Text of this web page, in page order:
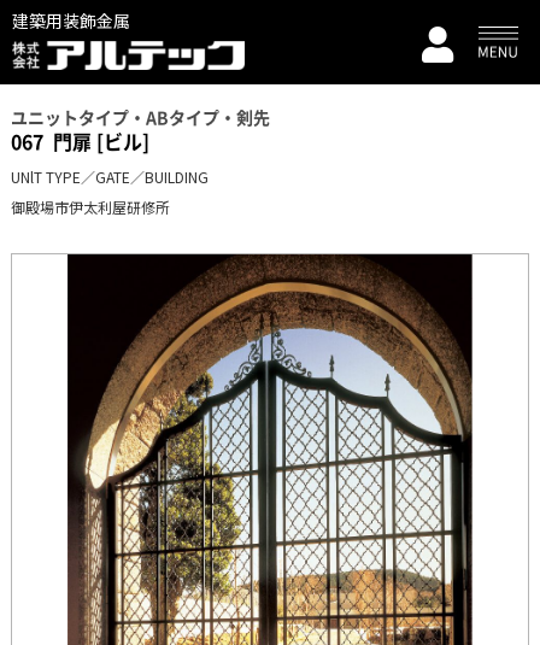
建築用装飾金属
ユニットタイプ・ABタイプ・剣先
067 門扉 [ビル]
UNlT TYPE／GATE／BUILDING
御殿場市伊太利屋研修所